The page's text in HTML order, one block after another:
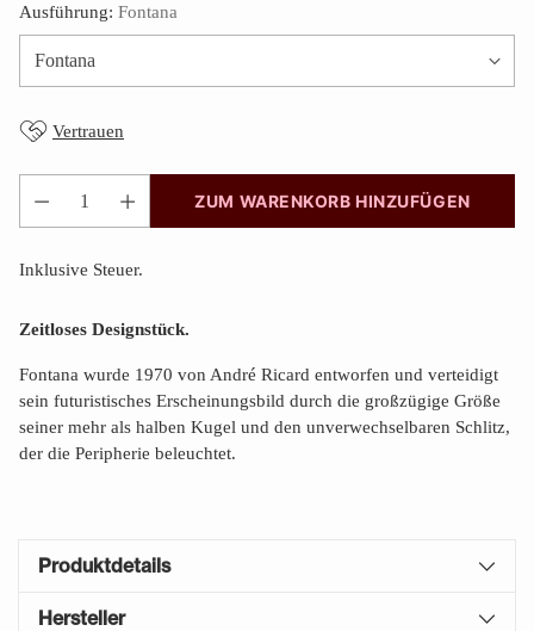
Ausführung: Fontana
Vertrauen
Anzahl
ZUM WARENKORB HINZUFÜGEN
Inklusive Steuer.
Zeitloses Designstück.
Fontana wurde 1970 von André Ricard entworfen und verteidigt
sein futuristisches Erscheinungsbild durch die großzügige Größe
seiner mehr als halben Kugel und den unverwechselbaren Schlitz,
der die Peripherie beleuchtet.
Produktdetails
Hersteller